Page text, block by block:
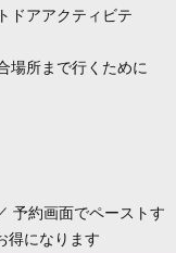
ドアアクティビテ
場所まで行くために
予約画面でペーストす
得になります